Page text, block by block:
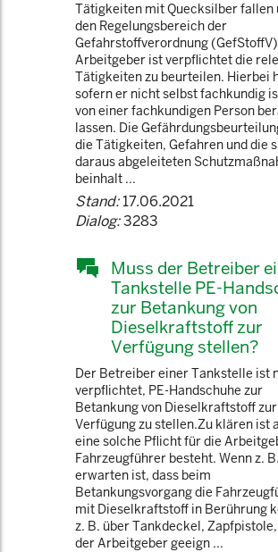
Tätigkeiten mit Quecksilber fallen
den Regelungsbereich der
Gefahrstoffverordnung
Arbeitgeber ist verpflichtet die
Tätigkeiten zu beurteilen. Hierbei
sofern er nicht selbst fachkundig
von einer fachkundigen Person
lassen. Die
die Tätigkeiten, Gefahren und die
daraus abgeleiteten
beinhalt ...
Stand:17.06.2021
Dialog:3283
Muss der Betreiber
Tankstelle PE-
zur Betankung von
Dieselkraftstoff zur
Verfügung stellen?
Der Betreiber einer Tankstelle ist
verpflichtet, PE-Handschuhe zur
Betankung von Dieselkraftstoff zur
Verfügung zu stellen.Zu klären ist
eine solche Pflicht für die
Fahrzeugführer besteht. Wenn z.
erwarten ist, dass beim
Betankungsvorgang die
mit Dieselkraftstoff in Berührung
z. B. über Tankdeckel,
der Arbeitgeber geeign ...